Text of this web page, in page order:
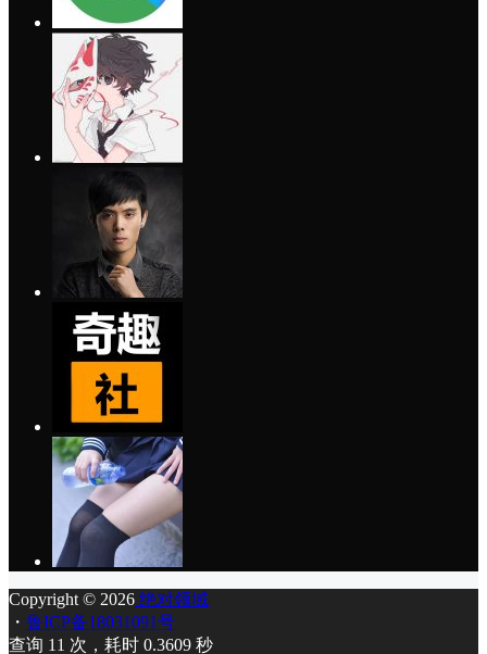
Copyright © 2026 绝对领域
・ 鲁ICP备18031091号
查询 11 次，耗时 0.3609 秒